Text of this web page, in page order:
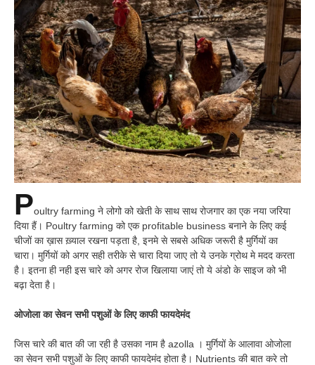
Poultry farming ने लोगो को खेती के साथ साथ रोजगार का एक नया जरिया
दिया हैं। Poultry farming को एक profitable business बनाने के लिए कई
चीजों का ख़ास ख़्याल रखना पड़ता है, इनमे से सबसे अधिक जरूरी है मुर्गियों का
चारा। मुर्गियों को अगर सही तरीके से चारा दिया जाए तो ये उनके ग्रोथ मे मदद करता
है। इतना ही नही इस चारे को अगर रोज खिलाया जाएं तो ये अंडो के साइज को भी
बढ़ा देता है।
ओजोला का सेवन सभी पशुओं के लिए काफी फायदेमंद
जिस चारे की बात की जा रही है उसका नाम है azolla । मुर्गियों के आलावा ओजोला
का सेवन सभी पशुओं के लिए काफी फायदेमंद होता है। Nutrients की बात करे तो